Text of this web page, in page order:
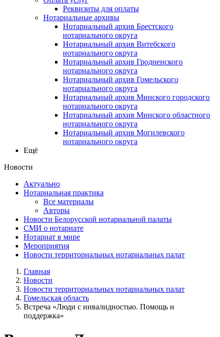
Реквизиты для оплаты
Нотариальные архивы
Нотариальный архив Брестского
нотариального округа
Нотариальный архив Витебского
нотариального округа
Нотариальный архив Гродненского
нотариального округа
Нотариальный архив Гомельского
нотариального округа
Нотариальный архив Минского городского
нотариального округа
Нотариальный архив Минского областного
нотариального округа
Нотариальный архив Могилевского
нотариального округа
Ещё
Новости
Актуально
Нотариальная практика
Все материалы
Авторы
Новости Белорусской нотариальной палаты
СМИ о нотариате
Нотариат в мире
Мероприятия
Новости территориальных нотариальных палат
Главная
Новости
Новости территориальных нотариальных палат
Гомельская область
Встреча «Люди с инвалидностью. Помощь и
поддержка»